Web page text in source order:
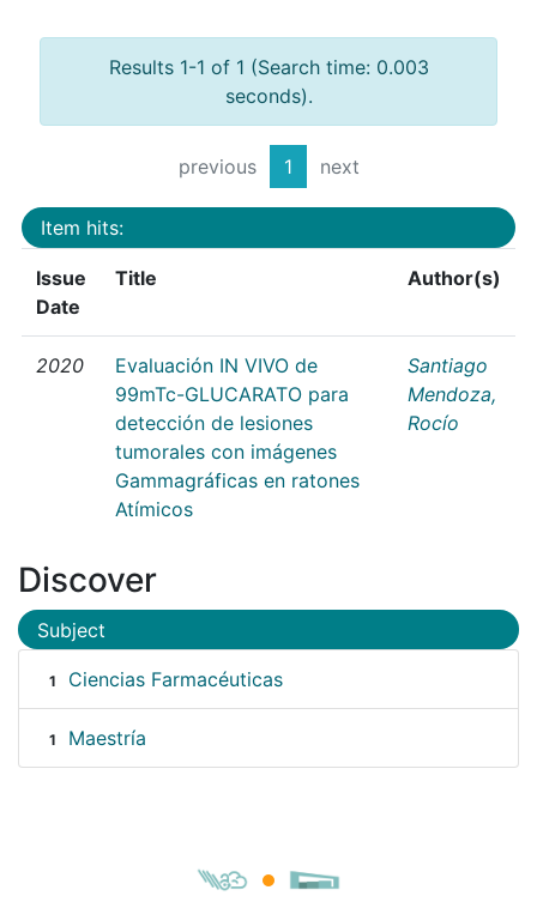
Results 1-1 of 1 (Search time: 0.003
seconds).
previous 1 next
Item hits:
Issue
Date
Title Author(s)
2020
Evaluación IN VIVO de
99mTc-GLUCARATO para
detección de lesiones
tumorales con imágenes
Gammagráficas en ratones
Atímicos
Santiago
Mendoza,
Rocío
Discover
Subject
1 Ciencias Farmacéuticas
1 Maestría